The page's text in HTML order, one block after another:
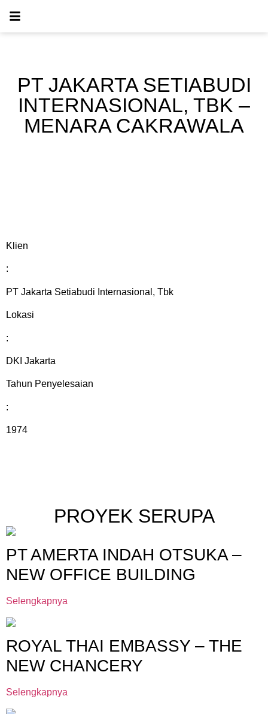
PT JAKARTA SETIABUDI
INTERNASIONAL, TBK –
MENARA CAKRAWALA
Klien
:
PT Jakarta Setiabudi Internasional, Tbk
Lokasi
:
DKI Jakarta
Tahun Penyelesaian
:
1974
PROYEK SERUPA
PT AMERTA INDAH OTSUKA –
NEW OFFICE BUILDING
Selengkapnya
ROYAL THAI EMBASSY – THE
NEW CHANCERY
Selengkapnya